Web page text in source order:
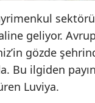
geliyor.
gözde
Bu ilgiden
Luviya.